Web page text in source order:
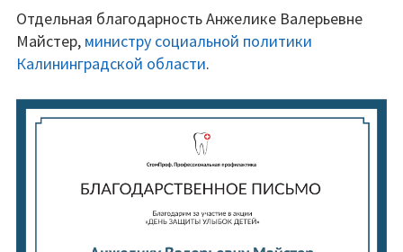
Отдельная благодарность Анжелике Валерьевне
Майстер, министру социальной политики
Калининградской области.